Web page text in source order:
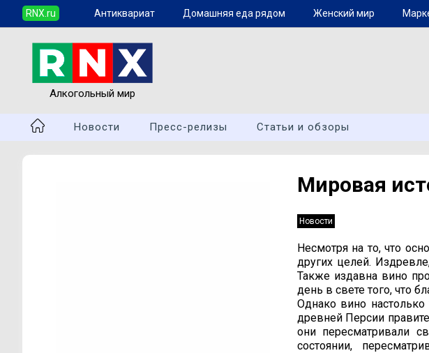
RNX.ru Антиквариат Домашняя еда рядом Женский мир
Алкогольный мир
Новости Пресс-релизы Статьи и обзоры
Мировая
Новости
Несмотря на то, что
других целей.
Также издавна вино
день в свете того, что
Однако вино
древней Персии
они пересматривали
состоянии,